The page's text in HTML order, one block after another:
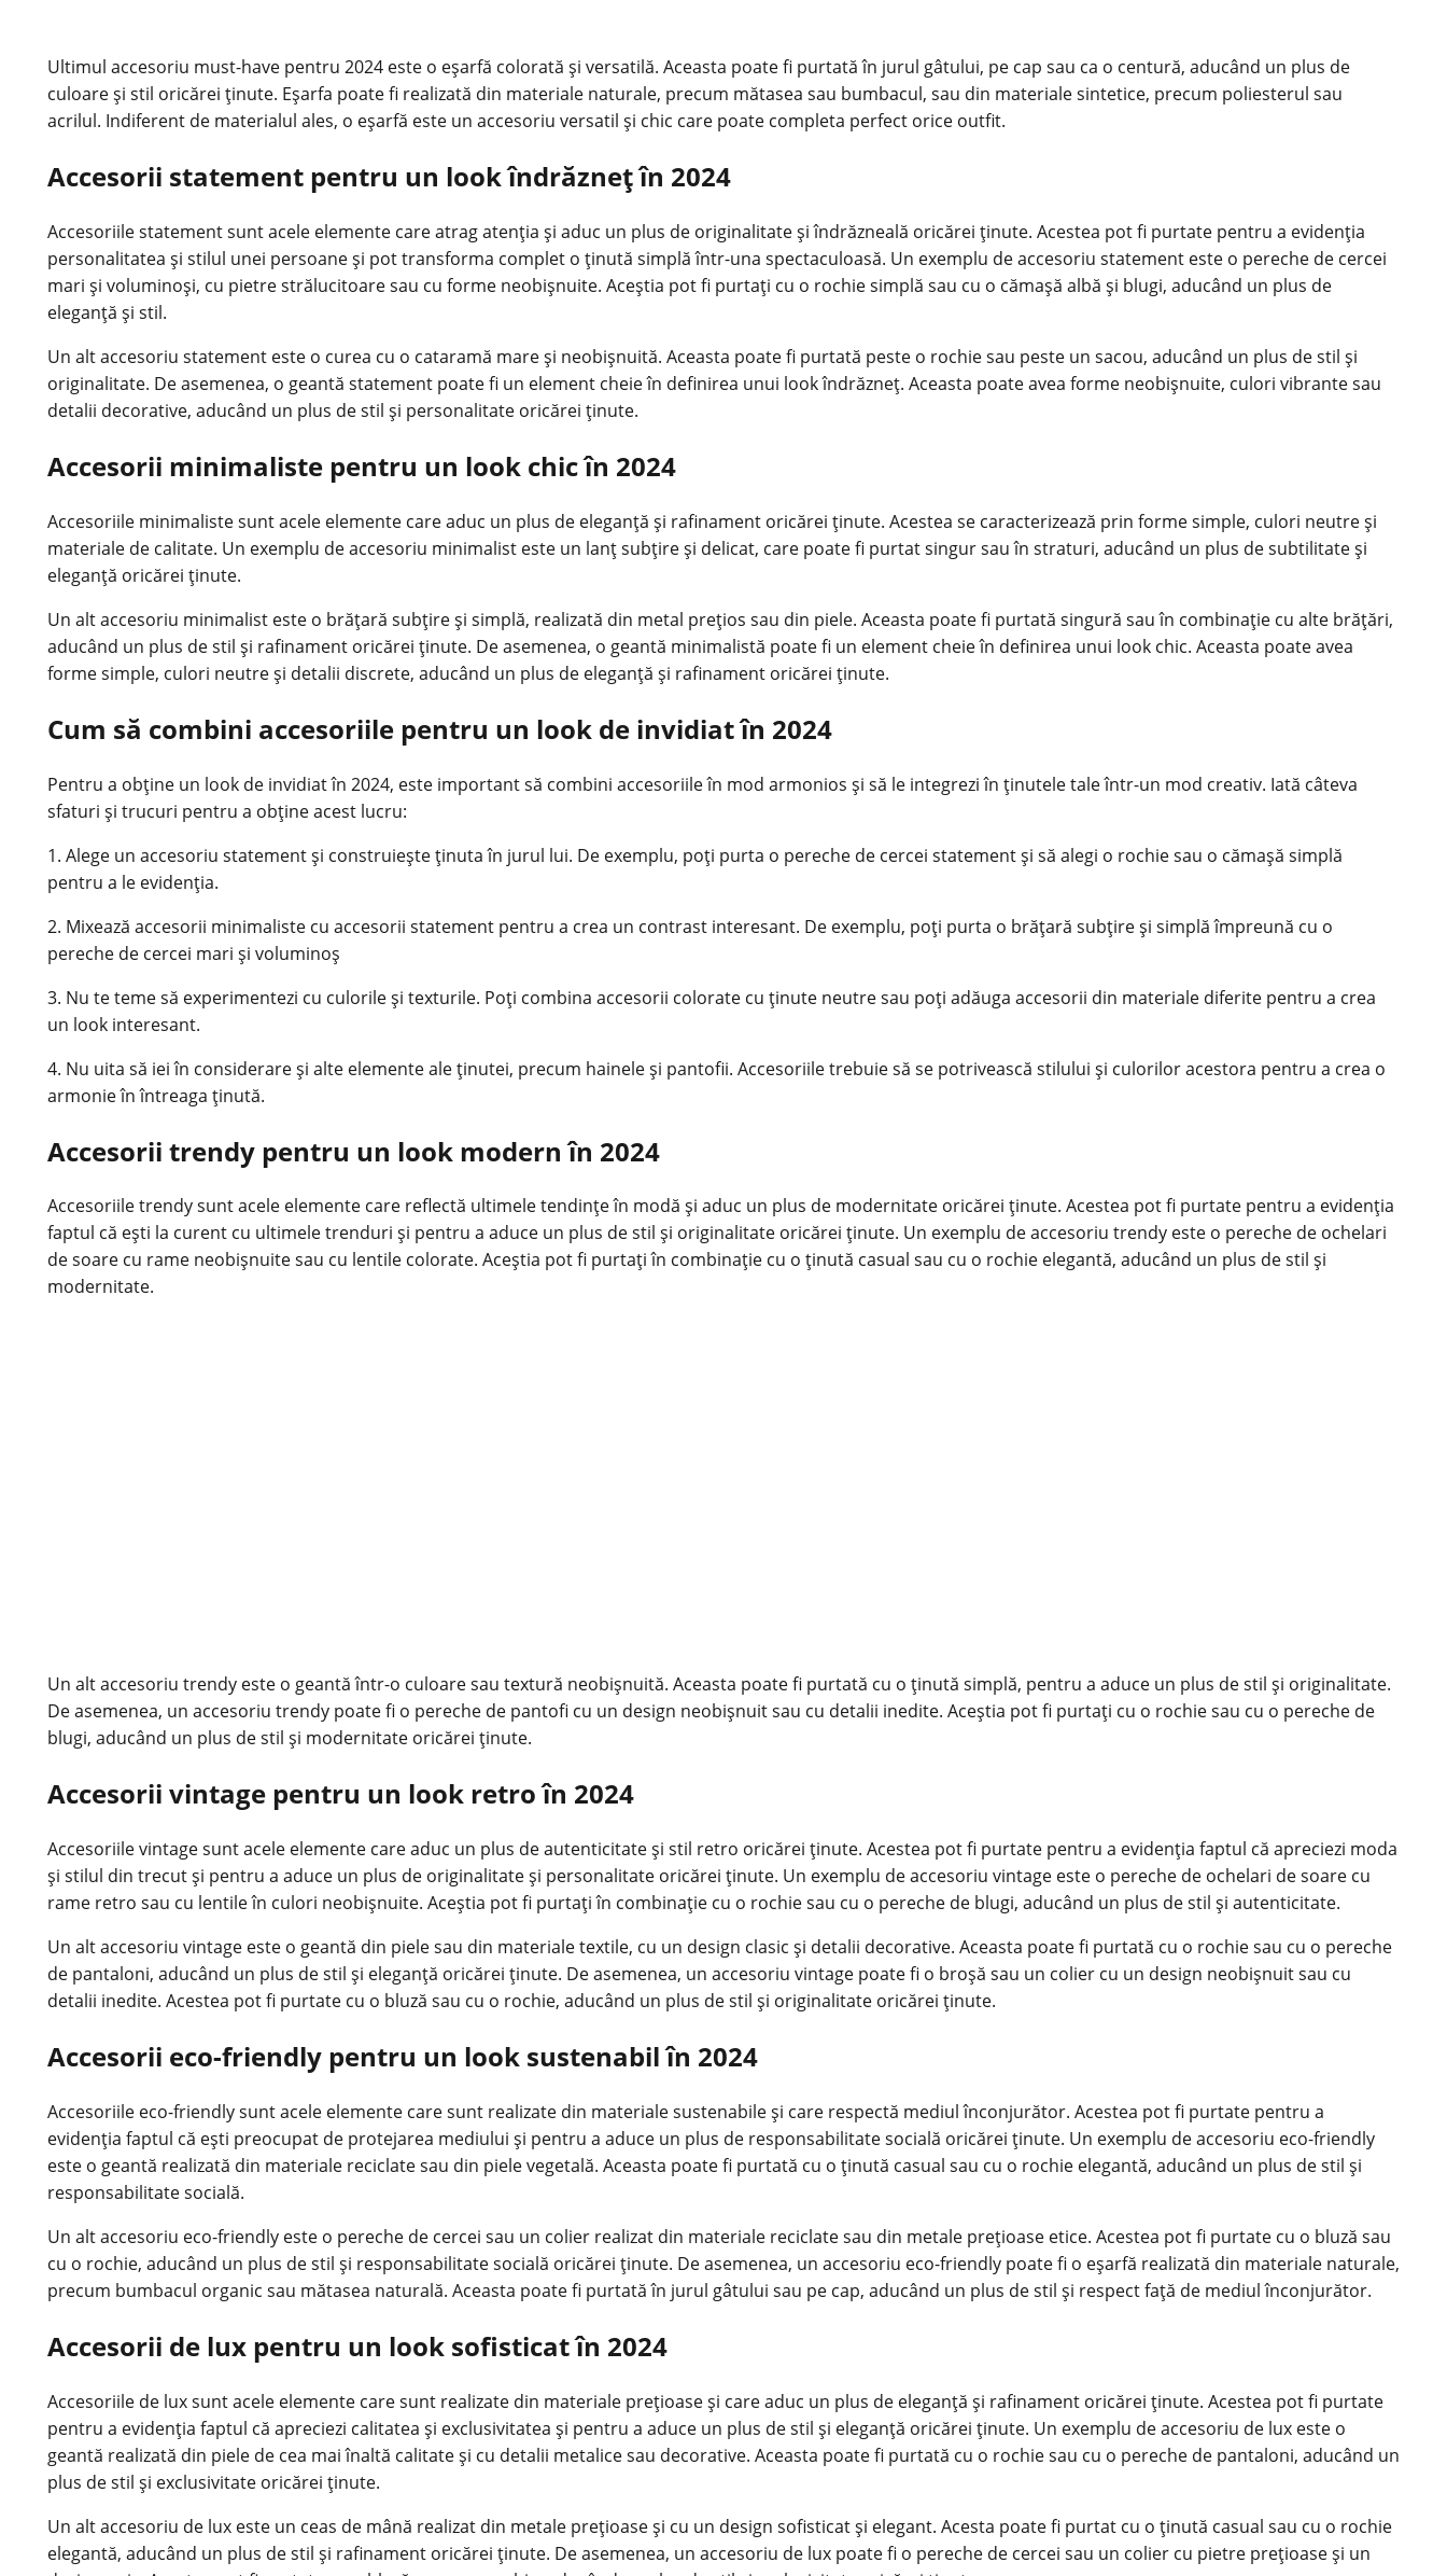
Ultimul accesoriu must-have pentru 2024 este o eșarfă colorată și versatilă. Aceasta poate fi purtată în jurul gâtului, pe cap sau ca o centură, aducând un plus de
culoare și stil oricărei ținute. Eșarfa poate fi realizată din materiale naturale, precum mătasea sau bumbacul, sau din materiale sintetice, precum poliesterul sau
acrilul. Indiferent de materialul ales, o eșarfă este un accesoriu versatil și chic care poate completa perfect orice outfit.
Accesorii statement pentru un look îndrăzneț în 2024
Accesoriile statement sunt acele elemente care atrag atenția și aduc un plus de originalitate și îndrăzneală oricărei ținute. Acestea pot fi purtate pentru a evidenția
personalitatea și stilul unei persoane și pot transforma complet o ținută simplă într-una spectaculoasă. Un exemplu de accesoriu statement este o pereche de cercei
mari și voluminoși, cu pietre strălucitoare sau cu forme neobișnuite. Aceștia pot fi purtați cu o rochie simplă sau cu o cămașă albă și blugi, aducând un plus de
eleganță și stil.
Un alt accesoriu statement este o curea cu o cataramă mare și neobișnuită. Aceasta poate fi purtată peste o rochie sau peste un sacou, aducând un plus de stil și
originalitate. De asemenea, o geantă statement poate fi un element cheie în definirea unui look îndrăzneț. Aceasta poate avea forme neobișnuite, culori vibrante sau
detalii decorative, aducând un plus de stil și personalitate oricărei ținute.
Accesorii minimaliste pentru un look chic în 2024
Accesoriile minimaliste sunt acele elemente care aduc un plus de eleganță și rafinament oricărei ținute. Acestea se caracterizează prin forme simple, culori neutre și
materiale de calitate. Un exemplu de accesoriu minimalist este un lanț subțire și delicat, care poate fi purtat singur sau în straturi, aducând un plus de subtilitate și
eleganță oricărei ținute.
Un alt accesoriu minimalist este o brățară subțire și simplă, realizată din metal prețios sau din piele. Aceasta poate fi purtată singură sau în combinație cu alte brățări,
aducând un plus de stil și rafinament oricărei ținute. De asemenea, o geantă minimalistă poate fi un element cheie în definirea unui look chic. Aceasta poate avea
forme simple, culori neutre și detalii discrete, aducând un plus de eleganță și rafinament oricărei ținute.
Cum să combini accesoriile pentru un look de invidiat în 2024
Pentru a obține un look de invidiat în 2024, este important să combini accesoriile în mod armonios și să le integrezi în ținutele tale într-un mod creativ. Iată câteva
sfaturi și trucuri pentru a obține acest lucru:
1. Alege un accesoriu statement și construiește ținuta în jurul lui. De exemplu, poți purta o pereche de cercei statement și să alegi o rochie sau o cămașă simplă
pentru a le evidenția.
2. Mixează accesorii minimaliste cu accesorii statement pentru a crea un contrast interesant. De exemplu, poți purta o brățară subțire și simplă împreună cu o
pereche de cercei mari și voluminoș
3. Nu te teme să experimentezi cu culorile și texturile. Poți combina accesorii colorate cu ținute neutre sau poți adăuga accesorii din materiale diferite pentru a crea
un look interesant.
4. Nu uita să iei în considerare și alte elemente ale ținutei, precum hainele și pantofii. Accesoriile trebuie să se potrivească stilului și culorilor acestora pentru a crea o
armonie în întreaga ținută.
Accesorii trendy pentru un look modern în 2024
Accesoriile trendy sunt acele elemente care reflectă ultimele tendințe în modă și aduc un plus de modernitate oricărei ținute. Acestea pot fi purtate pentru a evidenția
faptul că ești la curent cu ultimele trenduri și pentru a aduce un plus de stil și originalitate oricărei ținute. Un exemplu de accesoriu trendy este o pereche de ochelari
de soare cu rame neobișnuite sau cu lentile colorate. Aceștia pot fi purtați în combinație cu o ținută casual sau cu o rochie elegantă, aducând un plus de stil și
modernitate.
Un alt accesoriu trendy este o geantă într-o culoare sau textură neobișnuită. Aceasta poate fi purtată cu o ținută simplă, pentru a aduce un plus de stil și originalitate.
De asemenea, un accesoriu trendy poate fi o pereche de pantofi cu un design neobișnuit sau cu detalii inedite. Aceștia pot fi purtați cu o rochie sau cu o pereche de
blugi, aducând un plus de stil și modernitate oricărei ținute.
Accesorii vintage pentru un look retro în 2024
Accesoriile vintage sunt acele elemente care aduc un plus de autenticitate și stil retro oricărei ținute. Acestea pot fi purtate pentru a evidenția faptul că apreciezi moda
și stilul din trecut și pentru a aduce un plus de originalitate și personalitate oricărei ținute. Un exemplu de accesoriu vintage este o pereche de ochelari de soare cu
rame retro sau cu lentile în culori neobișnuite. Aceștia pot fi purtați în combinație cu o rochie sau cu o pereche de blugi, aducând un plus de stil și autenticitate.
Un alt accesoriu vintage este o geantă din piele sau din materiale textile, cu un design clasic și detalii decorative. Aceasta poate fi purtată cu o rochie sau cu o pereche
de pantaloni, aducând un plus de stil și eleganță oricărei ținute. De asemenea, un accesoriu vintage poate fi o broșă sau un colier cu un design neobișnuit sau cu
detalii inedite. Acestea pot fi purtate cu o bluză sau cu o rochie, aducând un plus de stil și originalitate oricărei ținute.
Accesorii eco-friendly pentru un look sustenabil în 2024
Accesoriile eco-friendly sunt acele elemente care sunt realizate din materiale sustenabile și care respectă mediul înconjurător. Acestea pot fi purtate pentru a
evidenția faptul că ești preocupat de protejarea mediului și pentru a aduce un plus de responsabilitate socială oricărei ținute. Un exemplu de accesoriu eco-friendly
este o geantă realizată din materiale reciclate sau din piele vegetală. Aceasta poate fi purtată cu o ținută casual sau cu o rochie elegantă, aducând un plus de stil și
responsabilitate socială.
Un alt accesoriu eco-friendly este o pereche de cercei sau un colier realizat din materiale reciclate sau din metale prețioase etice. Acestea pot fi purtate cu o bluză sau
cu o rochie, aducând un plus de stil și responsabilitate socială oricărei ținute. De asemenea, un accesoriu eco-friendly poate fi o eșarfă realizată din materiale naturale,
precum bumbacul organic sau mătasea naturală. Aceasta poate fi purtată în jurul gâtului sau pe cap, aducând un plus de stil și respect față de mediul înconjurător.
Accesorii de lux pentru un look sofisticat în 2024
Accesoriile de lux sunt acele elemente care sunt realizate din materiale prețioase și care aduc un plus de eleganță și rafinament oricărei ținute. Acestea pot fi purtate
pentru a evidenția faptul că apreciezi calitatea și exclusivitatea și pentru a aduce un plus de stil și eleganță oricărei ținute. Un exemplu de accesoriu de lux este o
geantă realizată din piele de cea mai înaltă calitate și cu detalii metalice sau decorative. Aceasta poate fi purtată cu o rochie sau cu o pereche de pantaloni, aducând un
plus de stil și exclusivitate oricărei ținute.
Un alt accesoriu de lux este un ceas de mână realizat din metale prețioase și cu un design sofisticat și elegant. Acesta poate fi purtat cu o ținută casual sau cu o rochie
elegantă, aducând un plus de stil și rafinament oricărei ținute. De asemenea, un accesoriu de lux poate fi o pereche de cercei sau un colier cu pietre prețioase și un